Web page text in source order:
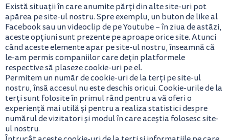
Există situații în care anumite părți din alte site-uri pot
apărea pe site-ul nostru. Spre exemplu, un buton de like al
Facebook sau un videoclip de pe Youtube – în ziua de astăzi,
aceste opțiuni sunt prezente pe aproape orice site. Atunci
când aceste elemente apar pe site-ul nostru, înseamnă că
le-am permis companiilor care dețin platformele
respective să plaseze cookie-uri pe el.
Permitem un număr de cookie-uri de la terți pe site-ul
nostru, însă accesul nu este deschis oricui. Cookie-urile de la
terți sunt folosite în primul rând pentru a vă oferi o
experiență mai utilă și pentru a realiza statistici despre
numărul de vizitatori și modul în care aceștia folosesc site-
ul nostru.